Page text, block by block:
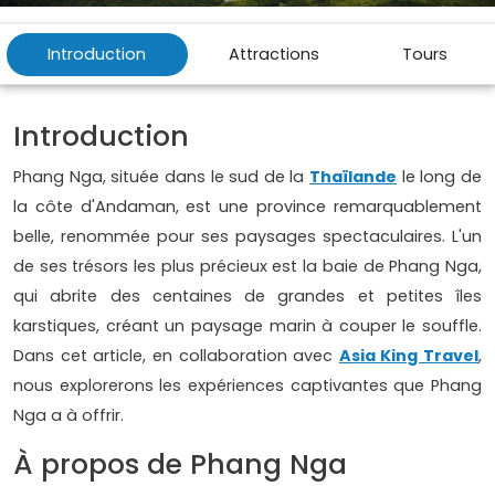
Introduction Attractions Tours
Introduction
Phang Nga, située dans le sud de la Thaïlande le long de
la côte d'Andaman, est une province remarquablement
belle, renommée pour ses paysages spectaculaires. L'un
de ses trésors les plus précieux est la baie de Phang Nga,
qui abrite des centaines de grandes et petites îles
karstiques, créant un paysage marin à couper le souffle.
Dans cet article, en collaboration avec Asia King Travel,
nous explorerons les expériences captivantes que Phang
Nga a à offrir.
À propos de Phang Nga